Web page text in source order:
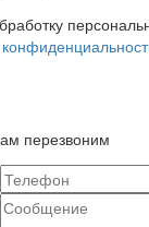
перезвоним